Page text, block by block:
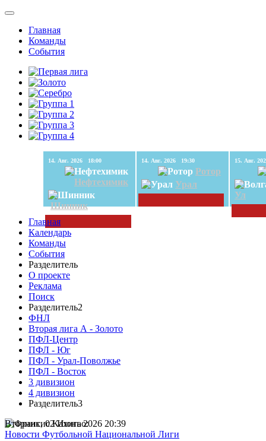
Главная
Команды
События
14. Авг. 2026 18:00
Нефтехимик
Шинник
14. Авг. 2026 19:30
Ротор
Урал
Ул
Главная
Календарь
Команды
События
Разделитель
О проекте
Реклама
Поиск
Разделитель2
ФНЛ
Вторая лига А - Золото
ПФЛ-Центр
ПФЛ - Юг
ПФЛ - Урал-Поволжье
ПФЛ - Восток
3 дивизион
4 дивизион
Разделитель3
Вторник, 02 Июнь 2026 20:39
Новости Футбольной Национальной Лиги